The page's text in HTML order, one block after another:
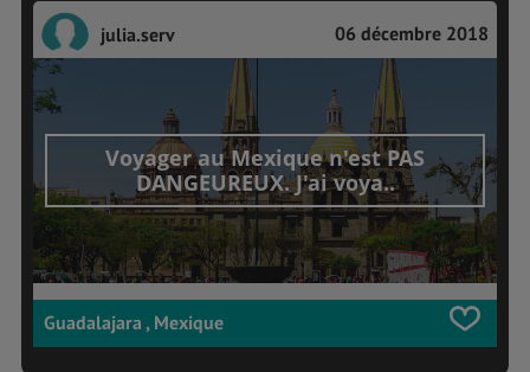
julia.serv 06 décembre 2018
Voyager au Mexique n'est PAS
DANGEUREUX. J'ai voya..
Guadalajara , Mexique